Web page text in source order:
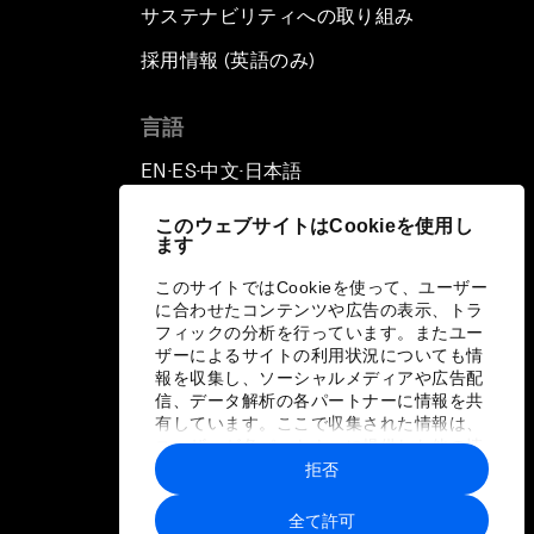
このウェブサイトはCookieを使用し
ます
このサイトではCookieを使って、ユーザー
に合わせたコンテンツや広告の表示、トラ
フィックの分析を行っています。またユー
ザーによるサイトの利用状況についても情
報を収集し、ソーシャルメディアや広告配
信、データ解析の各パートナーに情報を共
有しています。ここで収集された情報は、
ユーザーが各パートナーに提供した他の情
報や各パートナーのサービスを使用した際
に収集された情報と組み合わされ、各パー
トナーによって使用されることがありま
全て許可
拒否
サステナビリティへの取り組み
採用情報 (英語のみ)
言語
EN ▪ ES▪中文▪ 日本語